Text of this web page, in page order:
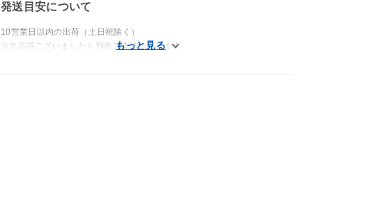
発送目安について
10営業日以内の出荷（土日祝除く）
※欠品等ございましたら別途ご連絡いたします